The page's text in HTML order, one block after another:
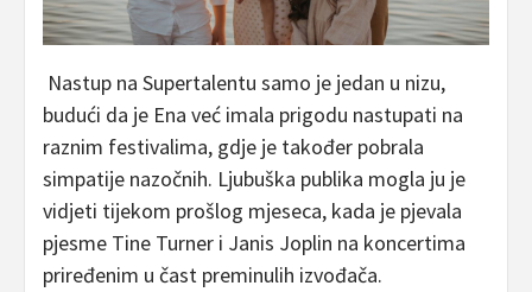
Nastup na Supertalentu samo je jedan u nizu,
budući da je Ena već imala prigodu nastupati na
raznim festivalima, gdje je također pobrala
simpatije nazočnih. Ljubuška publika mogla ju je
vidjeti tijekom prošlog mjeseca, kada je pjevala
pjesme Tine Turner i Janis Joplin na koncertima
priređenim u čast preminulih izvođača.